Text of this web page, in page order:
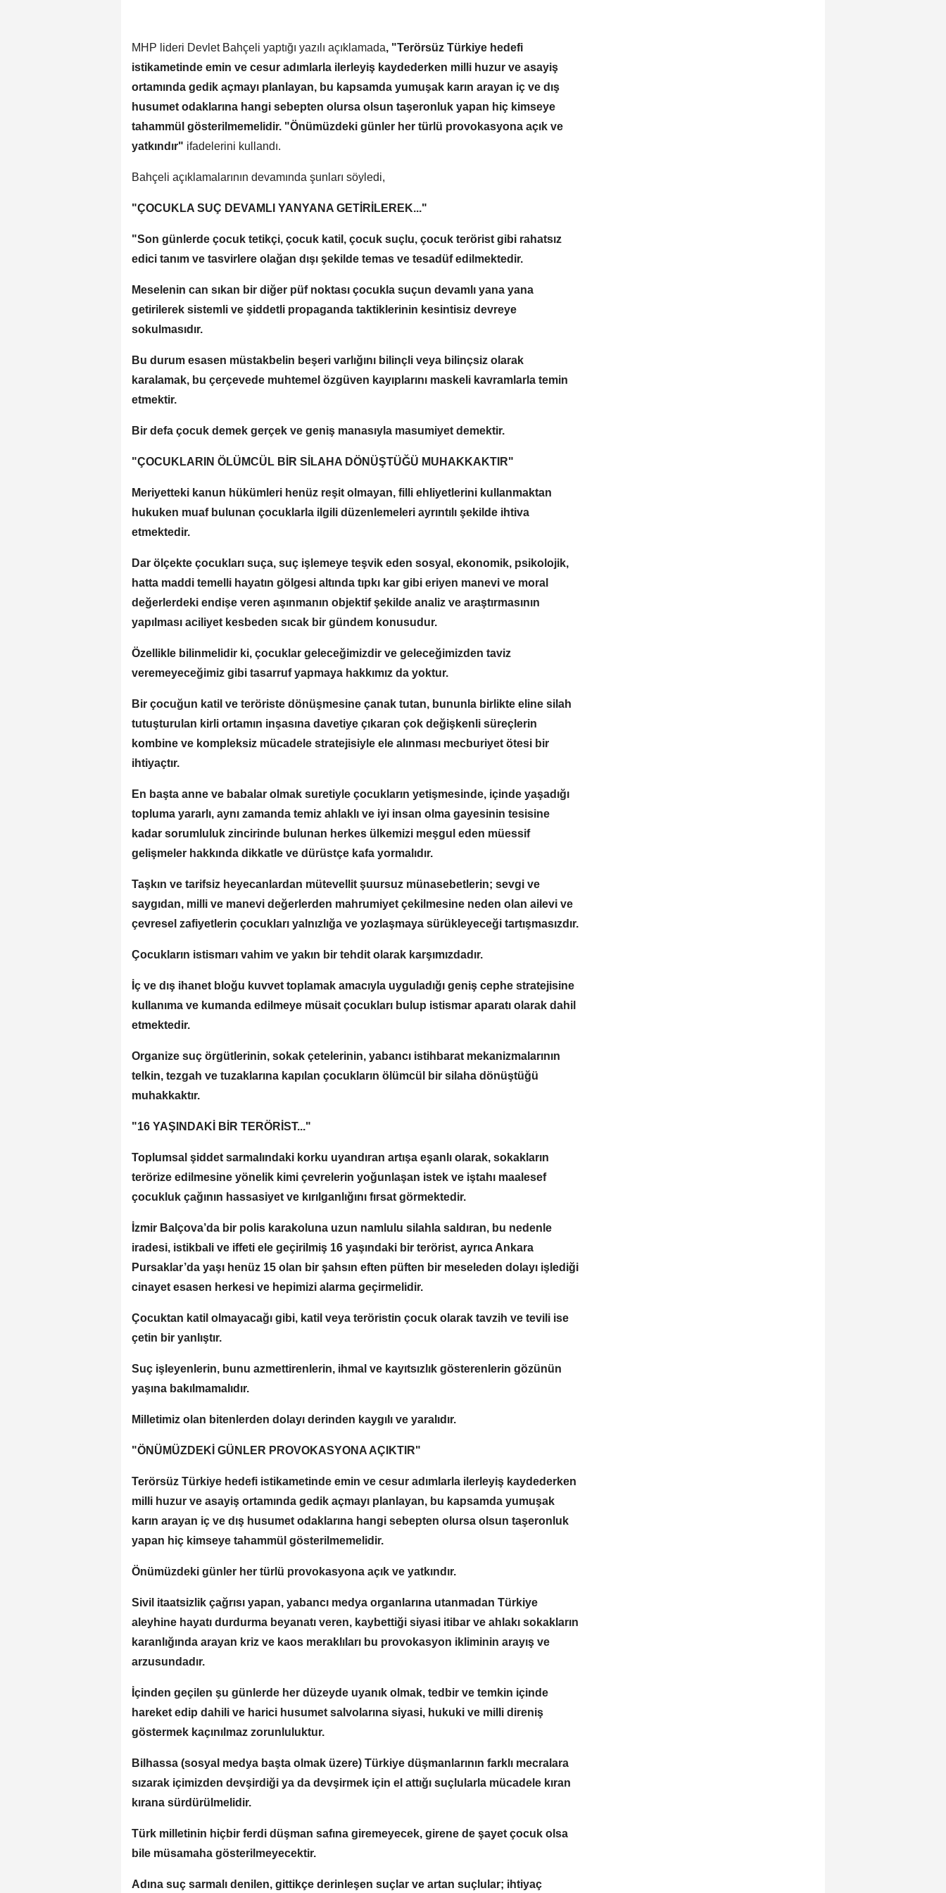
MHP lideri Devlet Bahçeli yaptığı yazılı açıklamada, "Terörsüz Türkiye hedefi
istikametinde emin ve cesur adımlarla ilerleyiş kaydederken milli huzur ve asayiş
ortamında gedik açmayı planlayan, bu kapsamda yumuşak karın arayan iç ve dış
husumet odaklarına hangi sebepten olursa olsun taşeronluk yapan hiç kimseye
tahammül gösterilmemelidir. "Önümüzdeki günler her türlü provokasyona açık ve
yatkındır" ifadelerini kullandı.
Bahçeli açıklamalarının devamında şunları söyledi,
"ÇOCUKLA SUÇ DEVAMLI YANYANA GETİRİLEREK..."
"Son günlerde çocuk tetikçi, çocuk katil, çocuk suçlu, çocuk terörist gibi rahatsız
edici tanım ve tasvirlere olağan dışı şekilde temas ve tesadüf edilmektedir.
Meselenin can sıkan bir diğer püf noktası çocukla suçun devamlı yana yana
getirilerek sistemli ve şiddetli propaganda taktiklerinin kesintisiz devreye
sokulmasıdır.
Bu durum esasen müstakbelin beşeri varlığını bilinçli veya bilinçsiz olarak
karalamak, bu çerçevede muhtemel özgüven kayıplarını maskeli kavramlarla temin
etmektir.
Bir defa çocuk demek gerçek ve geniş manasıyla masumiyet demektir.
"ÇOCUKLARIN ÖLÜMCÜL BİR SİLAHA DÖNÜŞTÜĞÜ MUHAKKAKTIR"
Meriyetteki kanun hükümleri henüz reşit olmayan, filli ehliyetlerini kullanmaktan
hukuken muaf bulunan çocuklarla ilgili düzenlemeleri ayrıntılı şekilde ihtiva
etmektedir.
Dar ölçekte çocukları suça, suç işlemeye teşvik eden sosyal, ekonomik, psikolojik,
hatta maddi temelli hayatın gölgesi altında tıpkı kar gibi eriyen manevi ve moral
değerlerdeki endişe veren aşınmanın objektif şekilde analiz ve araştırmasının
yapılması aciliyet kesbeden sıcak bir gündem konusudur.
Özellikle bilinmelidir ki, çocuklar geleceğimizdir ve geleceğimizden taviz
veremeyeceğimiz gibi tasarruf yapmaya hakkımız da yoktur.
Bir çocuğun katil ve teröriste dönüşmesine çanak tutan, bununla birlikte eline silah
tutuşturulan kirli ortamın inşasına davetiye çıkaran çok değişkenli süreçlerin
kombine ve kompleksiz mücadele stratejisiyle ele alınması mecburiyet ötesi bir
ihtiyaçtır.
En başta anne ve babalar olmak suretiyle çocukların yetişmesinde, içinde yaşadığı
topluma yararlı, aynı zamanda temiz ahlaklı ve iyi insan olma gayesinin tesisine
kadar sorumluluk zincirinde bulunan herkes ülkemizi meşgul eden müessif
gelişmeler hakkında dikkatle ve dürüstçe kafa yormalıdır.
Taşkın ve tarifsiz heyecanlardan mütevellit şuursuz münasebetlerin; sevgi ve
saygıdan, milli ve manevi değerlerden mahrumiyet çekilmesine neden olan ailevi ve
çevresel zafiyetlerin çocukları yalnızlığa ve yozlaşmaya sürükleyeceği tartışmasızdır.
Çocukların istismarı vahim ve yakın bir tehdit olarak karşımızdadır.
İç ve dış ihanet bloğu kuvvet toplamak amacıyla uyguladığı geniş cephe stratejisine
kullanıma ve kumanda edilmeye müsait çocukları bulup istismar aparatı olarak dahil
etmektedir.
Organize suç örgütlerinin, sokak çetelerinin, yabancı istihbarat mekanizmalarının
telkin, tezgah ve tuzaklarına kapılan çocukların ölümcül bir silaha dönüştüğü
muhakkaktır.
"16 YAŞINDAKİ BİR TERÖRİST..."
Toplumsal şiddet sarmalındaki korku uyandıran artışa eşanlı olarak, sokakların
terörize edilmesine yönelik kimi çevrelerin yoğunlaşan istek ve iştahı maalesef
çocukluk çağının hassasiyet ve kırılganlığını fırsat görmektedir.
İzmir Balçova’da bir polis karakoluna uzun namlulu silahla saldıran, bu nedenle
iradesi, istikbali ve iffeti ele geçirilmiş 16 yaşındaki bir terörist, ayrıca Ankara
Pursaklar’da yaşı henüz 15 olan bir şahsın eften püften bir meseleden dolayı işlediği
cinayet esasen herkesi ve hepimizi alarma geçirmelidir.
Çocuktan katil olmayacağı gibi, katil veya teröristin çocuk olarak tavzih ve tevili ise
çetin bir yanlıştır.
Suç işleyenlerin, bunu azmettirenlerin, ihmal ve kayıtsızlık gösterenlerin gözünün
yaşına bakılmamalıdır.
Milletimiz olan bitenlerden dolayı derinden kaygılı ve yaralıdır.
"ÖNÜMÜZDEKİ GÜNLER PROVOKASYONA AÇIKTIR"
Terörsüz Türkiye hedefi istikametinde emin ve cesur adımlarla ilerleyiş kaydederken
milli huzur ve asayiş ortamında gedik açmayı planlayan, bu kapsamda yumuşak
karın arayan iç ve dış husumet odaklarına hangi sebepten olursa olsun taşeronluk
yapan hiç kimseye tahammül gösterilmemelidir.
Önümüzdeki günler her türlü provokasyona açık ve yatkındır.
Sivil itaatsizlik çağrısı yapan, yabancı medya organlarına utanmadan Türkiye
aleyhine hayatı durdurma beyanatı veren, kaybettiği siyasi itibar ve ahlakı sokakların
karanlığında arayan kriz ve kaos meraklıları bu provokasyon ikliminin arayış ve
arzusundadır.
İçinden geçilen şu günlerde her düzeyde uyanık olmak, tedbir ve temkin içinde
hareket edip dahili ve harici husumet salvolarına siyasi, hukuki ve milli direniş
göstermek kaçınılmaz zorunluluktur.
Bilhassa (sosyal medya başta olmak üzere) Türkiye düşmanlarının farklı mecralara
sızarak içimizden devşirdiği ya da devşirmek için el attığı suçlularla mücadele kıran
kırana sürdürülmelidir.
Türk milletinin hiçbir ferdi düşman safına giremeyecek, girene de şayet çocuk olsa
bile müsamaha gösterilmeyecektir.
Adına suç sarmalı denilen, gittikçe derinleşen suçlar ve artan suçlular; ihtiyaç